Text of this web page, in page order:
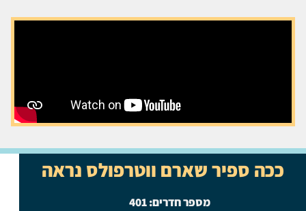
ככה ספיר שארם ווטרפולס נראה
מספר חדרים:401